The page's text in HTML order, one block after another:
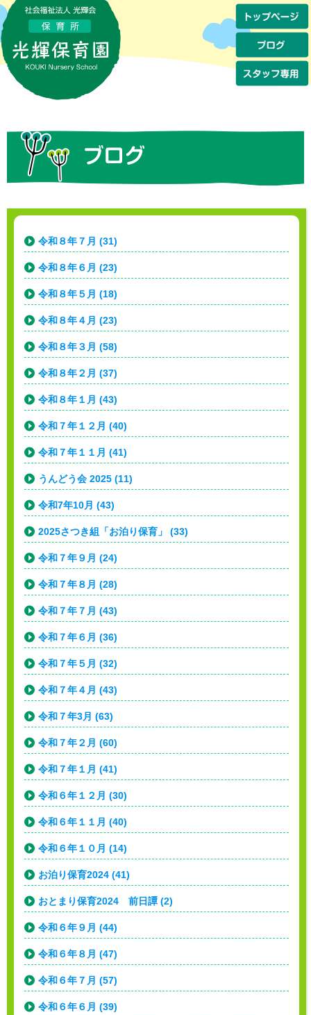
令和８年７月 (31)
令和８年６月 (23)
令和８年５月 (18)
令和８年４月 (23)
令和８年３月 (58)
令和８年２月 (37)
令和８年１月 (43)
令和７年１２月 (40)
令和７年１１月 (41)
うんどう会 2025 (11)
令和7年10月 (43)
2025さつき組「お泊り保育」 (33)
令和７年９月 (24)
令和７年８月 (28)
令和７年７月 (43)
令和７年６月 (36)
令和７年５月 (32)
令和７年４月 (43)
令和７年3月 (63)
令和７年２月 (60)
令和７年１月 (41)
令和６年１２月 (30)
令和６年１１月 (40)
令和６年１０月 (14)
お泊り保育2024 (41)
おとまり保育2024 前日譚 (2)
令和６年９月 (44)
令和６年８月 (47)
令和６年７月 (57)
令和６年６月 (39)